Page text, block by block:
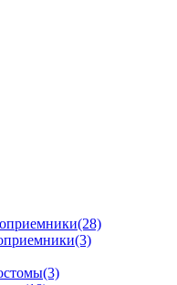
(28)
(3)
(3)